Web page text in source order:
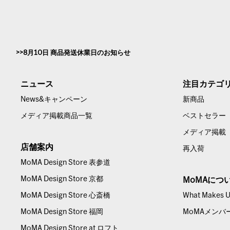
8月10日 商品発送休業日のお知らせ
ニュース
News&キャンペーン
メディア掲載商品一覧
店舗案内
MoMA Design Store 表参道
MoMA Design Store 京都
MoMA Design Store 心斎橋
MoMA Design Store 福岡
MoMA Design Store at ロフト
注目カテゴ
新商品
ベストセラー
メディア掲載
再入荷
MoMAにつ
What Makes
MoMAメンバ